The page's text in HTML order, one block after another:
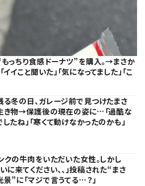
っちり食感ドーナツ”を購入。→まさか
こと聞いた」「気になってました」「こ
る冬の日、ガレージ前で見つけたまさ
き物→保護後の現在の姿に…「過酷な
たね」「寒くて動けなかったのかも」
クの牛肉をいただいた女性。しかし
に来てください、、」投稿された“まさ
”に「マジで言うてる…？」